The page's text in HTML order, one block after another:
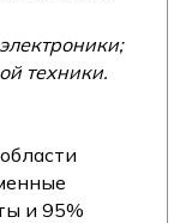
техники.
и 95%